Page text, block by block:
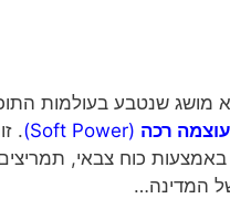
מושג שנטבע בעולמות
עוצמה רכה (Soft Power)
.
באמצעות כוח צבאי,
של המדינה…